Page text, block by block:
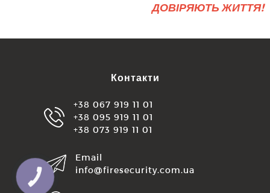
ДОВІРЯЮТЬ ЖИТТЯ!
Контакти
+38 067 919 11 01
+38 095 919 11 01
+38 073 919 11 01
Email
info@firesecurity.com.ua
КНОПКА
ЗВ'ЯЗКУ